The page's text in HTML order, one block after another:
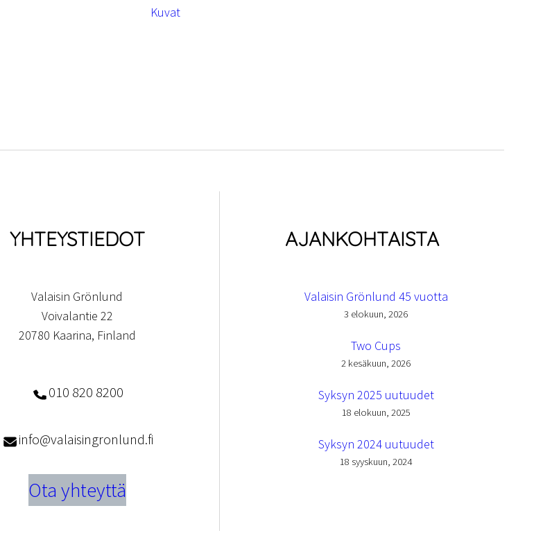
Kuvat
YHTEYSTIEDOT
Valaisin Grönlund
Voivalantie 22
20780 Kaarina, Finland
010 820 8200
info@valaisingronlund.fi
Ota yhteyttä
AJANKOHTAISTA
Valaisin Grönlund 45 vuotta
3 elokuun, 2026
Two Cups
2 kesäkuun, 2026
Syksyn 2025 uutuudet
18 elokuun, 2025
Syksyn 2024 uutuudet
18 syyskuun, 2024